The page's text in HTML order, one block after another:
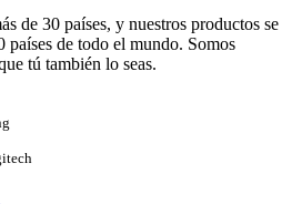
de 30 países, y nuestros productos se
países de todo el mundo. Somos
tú también lo seas.